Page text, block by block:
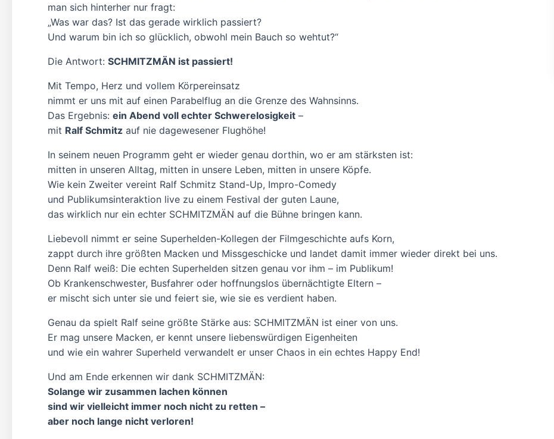
man sich hinterher nur fragt:
„Was war das? Ist das gerade wirklich passiert?
Und warum bin ich so glücklich, obwohl mein Bauch so wehtut?“
Die Antwort: SCHMITZMÄN ist passiert!
Mit Tempo, Herz und vollem Körpereinsatz
nimmt er uns mit auf einen Parabelflug an die Grenze des Wahnsinns.
Das Ergebnis: ein Abend voll echter Schwerelosigkeit –
mit Ralf Schmitz auf nie dagewesener Flughöhe!
In seinem neuen Programm geht er wieder genau dorthin, wo er am stärksten ist:
mitten in unseren Alltag, mitten in unsere Leben, mitten in unsere Köpfe.
Wie kein Zweiter vereint Ralf Schmitz Stand-Up, Impro-Comedy
und Publikumsinteraktion live zu einem Festival der guten Laune,
das wirklich nur ein echter SCHMITZMÄN auf die Bühne bringen kann.
Liebevoll nimmt er seine Superhelden-Kollegen der Filmgeschichte aufs Korn,
zappt durch ihre größten Macken und Missgeschicke und landet damit immer wieder direkt bei uns.
Denn Ralf weiß: Die echten Superhelden sitzen genau vor ihm – im Publikum!
Ob Krankenschwester, Busfahrer oder hoffnungslos übernächtigte Eltern –
er mischt sich unter sie und feiert sie, wie sie es verdient haben.
Genau da spielt Ralf seine größte Stärke aus: SCHMITZMÄN ist einer von uns.
Er mag unsere Macken, er kennt unsere liebenswürdigen Eigenheiten
und wie ein wahrer Superheld verwandelt er unser Chaos in ein echtes Happy End!
Und am Ende erkennen wir dank SCHMITZMÄN:
Solange wir zusammen lachen können
sind wir vielleicht immer noch nicht zu retten –
aber noch lange nicht verloren!